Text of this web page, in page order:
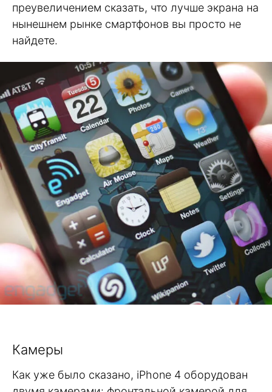
преувеличением сказать, что лучше экрана на
нынешнем рынке смартфонов вы просто не
найдете.
Камеры
Как уже было сказано, iPhone 4 оборудован